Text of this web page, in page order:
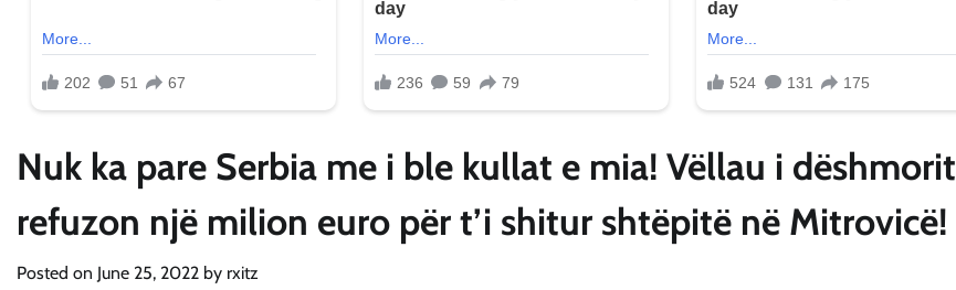
Nuk ka pare Serbia me i ble kullat e mia! Vëllau i dëshmorit
refuzon një milion euro për t’i shitur shtëpitë në Mitrovicë!
Posted on June 25, 2022 by rxitz